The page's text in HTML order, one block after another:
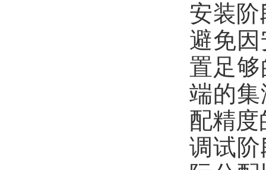
安装
避免
置足
端的
配精度
调试